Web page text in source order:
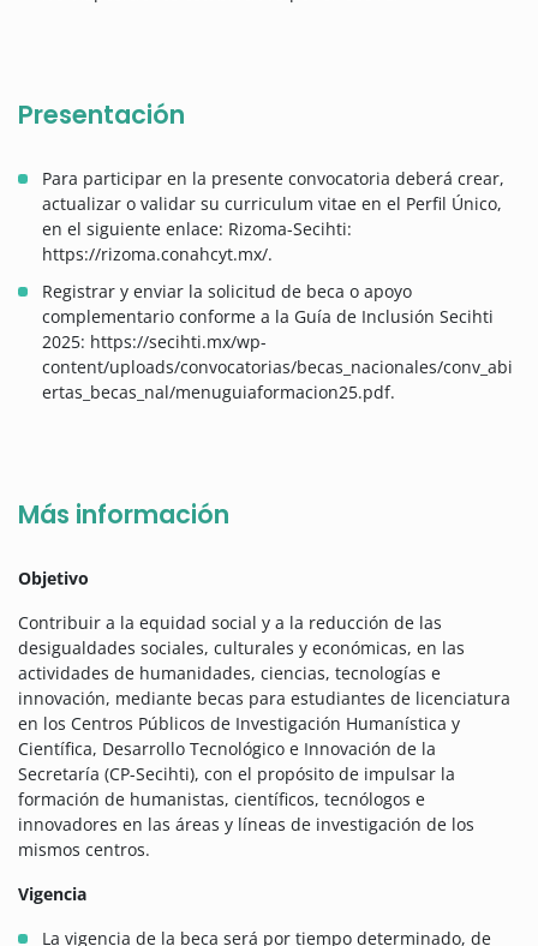
Presentación
Para participar en la presente convocatoria deberá crear,
actualizar o validar su curriculum vitae en el Perfil Único,
en el siguiente enlace: Rizoma-Secihti:
https://rizoma.conahcyt.mx/.
Registrar y enviar la solicitud de beca o apoyo
complementario conforme a la Guía de Inclusión Secihti
2025: https://secihti.mx/wp-
content/uploads/convocatorias/becas_nacionales/conv_abi
ertas_becas_nal/menuguiaformacion25.pdf.
Más información
Objetivo
Contribuir a la equidad social y a la reducción de las
desigualdades sociales, culturales y económicas, en las
actividades de humanidades, ciencias, tecnologías e
innovación, mediante becas para estudiantes de licenciatura
en los Centros Públicos de Investigación Humanística y
Científica, Desarrollo Tecnológico e Innovación de la
Secretaría (CP-Secihti), con el propósito de impulsar la
formación de humanistas, científicos, tecnólogos e
innovadores en las áreas y líneas de investigación de los
mismos centros.
Vigencia
La vigencia de la beca será por tiempo determinado, de